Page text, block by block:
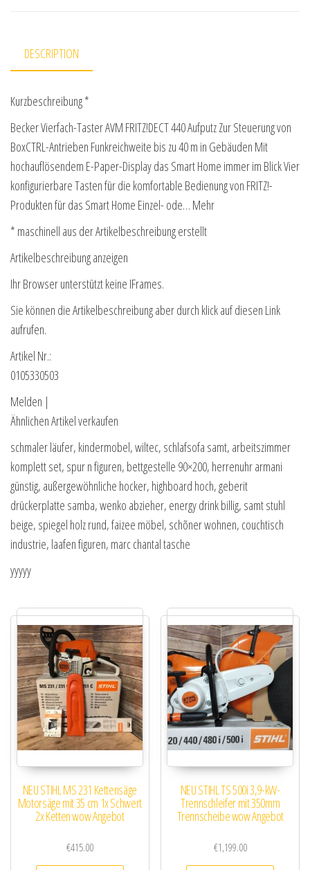
DESCRIPTION
Kurzbeschreibung *
Becker Vierfach-Taster AVM FRITZ!DECT 440 Aufputz Zur Steuerung von
BoxCTRL-Antrieben Funkreichweite bis zu 40 m in Gebäuden Mit
hochauflösendem E-Paper-Display das Smart Home immer im Blick Vier
konfigurierbare Tasten für die komfortable Bedienung von FRITZ!-
Produkten für das Smart Home Einzel- ode… Mehr
* maschinell aus der Artikelbeschreibung erstellt
Artikelbeschreibung anzeigen
Ihr Browser unterstützt keine IFrames.
Sie können die Artikelbeschreibung aber durch klick auf diesen Link
aufrufen.
Artikel Nr.:
0105330503
Melden |
Ähnlichen Artikel verkaufen
schmaler läufer, kindermobel, wiltec, schlafsofa samt, arbeitszimmer
komplett set, spur n figuren, bettgestelle 90×200, herrenuhr armani
günstig, außergewöhnliche hocker, highboard hoch, geberit
drückerplatte samba, wenko abzieher, energy drink billig, samt stuhl
beige, spiegel holz rund, faizee möbel, schõner wohnen, couchtisch
industrie, laafen figuren, marc chantal tasche
yyyyy
NEU STIHL MS 231 Kettensäge
Motorsäge mit 35 cm 1x Schwert
2x Ketten wow Angebot
€415.00
NEU STIHL TS 500i 3,9-kW-
Trennschleifer mit 350mm
Trennscheibe wow Angebot
€1,199.00